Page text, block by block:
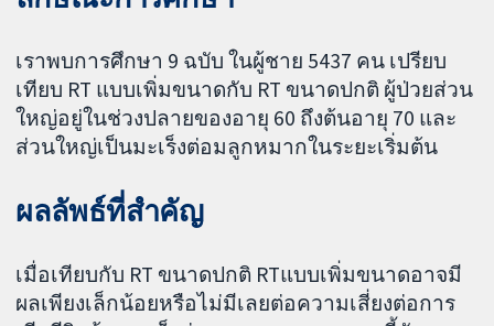
เราพบการศึกษา 9 ฉบับ ในผู้ชาย 5437 คน เปรียบ
เทียบ RT แบบเพิ่มขนาดกับ RT ขนาดปกติ ผู้ป่วยส่วน
ใหญ่อยู่ในช่วงปลายของอายุ 60 ถึงต้นอายุ 70 และ
ส่วนใหญ่เป็นมะเร็งต่อมลูกหมากในระยะเริ่มต้น
ผลลัพธ์ที่สำคัญ
เมื่อเทียบกับ RT ขนาดปกติ RTแบบเพิ่มขนาดอาจมี
ผลเพียงเล็กน้อยหรือไม่มีเลยต่อความเสี่ยงต่อการ